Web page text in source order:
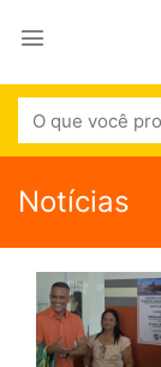
Notícias